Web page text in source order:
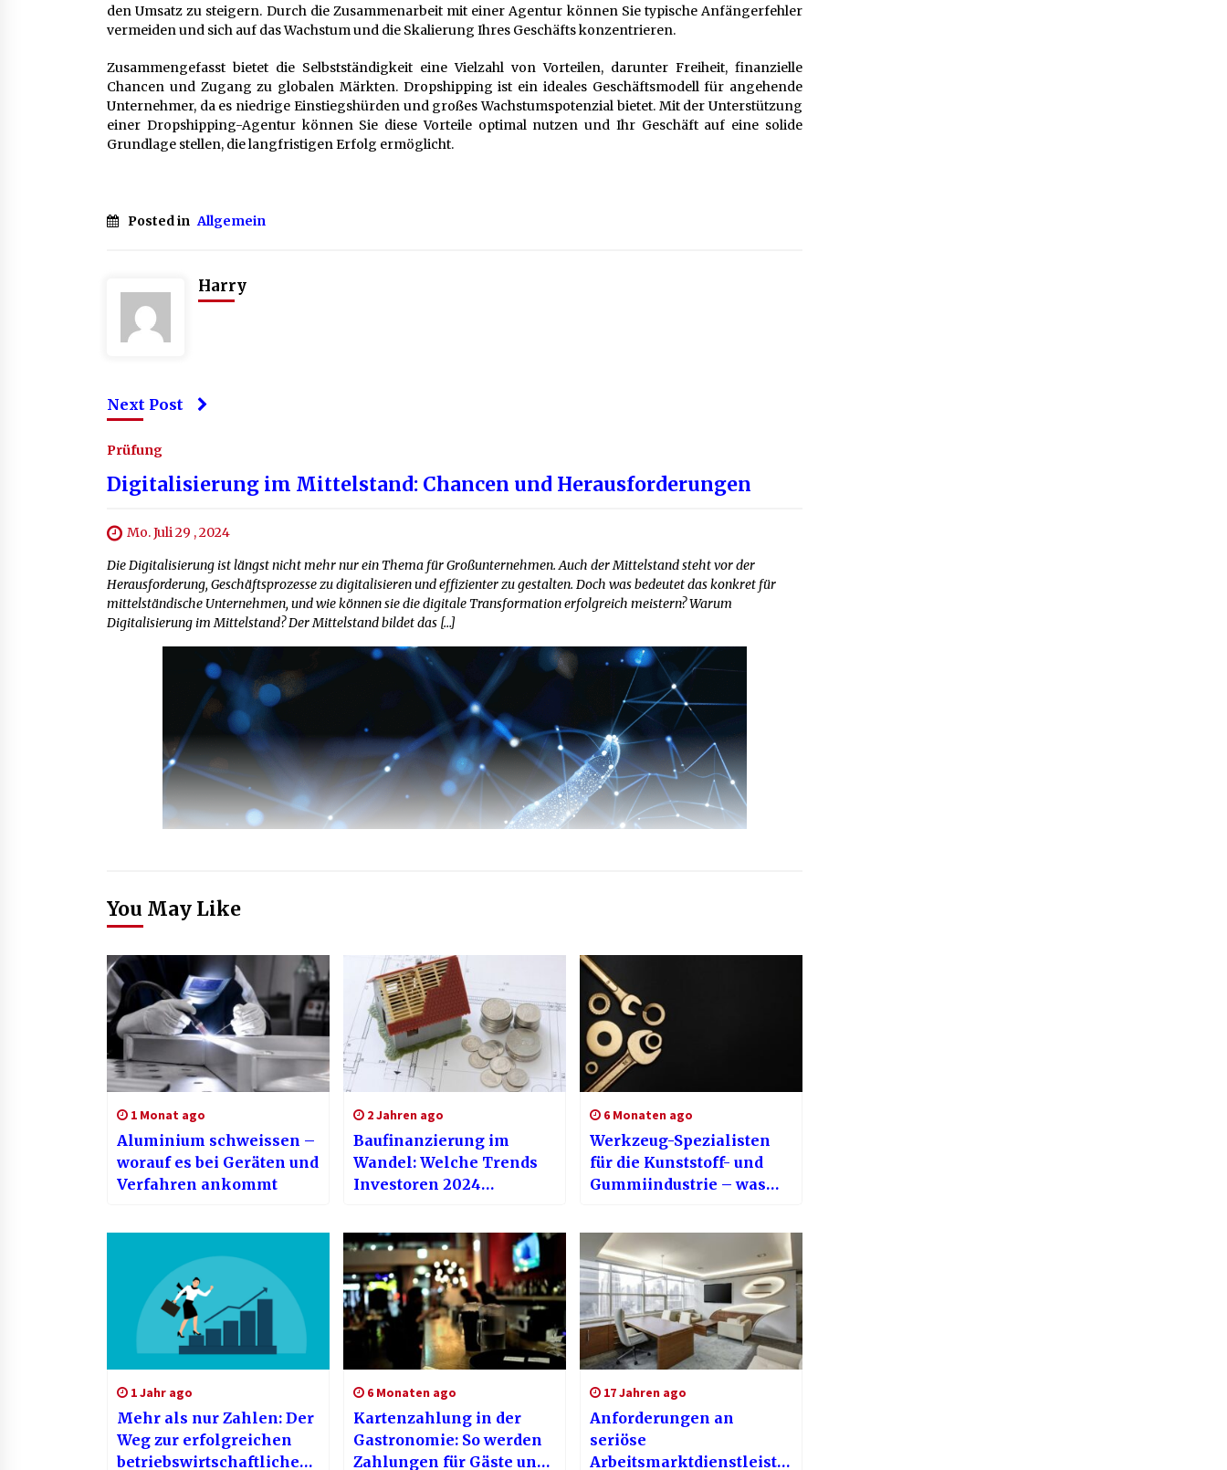
den Umsatz zu steigern. Durch die Zusammenarbeit mit einer Agentur können Sie typische Anfängerfehler
vermeiden und sich auf das Wachstum und die Skalierung Ihres Geschäfts konzentrieren.
Zusammengefasst bietet die Selbstständigkeit eine Vielzahl von Vorteilen, darunter Freiheit, finanzielle
Chancen und Zugang zu globalen Märkten. Dropshipping ist ein ideales Geschäftsmodell für angehende
Unternehmer, da es niedrige Einstiegshürden und großes Wachstumspotenzial bietet. Mit der Unterstützung
einer Dropshipping-Agentur können Sie diese Vorteile optimal nutzen und Ihr Geschäft auf eine solide
Grundlage stellen, die langfristigen Erfolg ermöglicht.
Posted in Allgemein
Harry
Next Post
Prüfung
Digitalisierung im Mittelstand: Chancen und Herausforderungen
Mo. Juli 29 , 2024
Die Digitalisierung ist längst nicht mehr nur ein Thema für Großunternehmen. Auch der Mittelstand steht vor der
Herausforderung, Geschäftsprozesse zu digitalisieren und effizienter zu gestalten. Doch was bedeutet das konkret für
mittelständische Unternehmen, und wie können sie die digitale Transformation erfolgreich meistern? Warum
Digitalisierung im Mittelstand? Der Mittelstand bildet das […]
You May Like
1 Monat ago
Aluminium schweissen –
worauf es bei Geräten und
Verfahren ankommt
2 Jahren ago
Baufinanzierung im
Wandel: Welche Trends
Investoren 2024
6 Monaten ago
Werkzeug-Spezialisten
für die Kunststoff- und
Gummiindustrie – was
1 Jahr ago
Mehr als nur Zahlen: Der
Weg zur erfolgreichen
betriebswirtschaftlichen
6 Monaten ago
Kartenzahlung in der
Gastronomie: So werden
Zahlungen für Gäste und
17 Jahren ago
Anforderungen an
seriöse
Arbeitsmarktdienstleiste